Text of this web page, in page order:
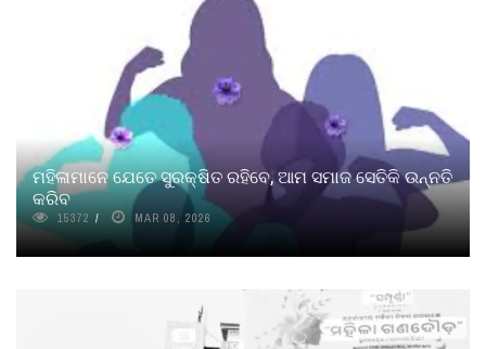
ମହିଳାମାନେ ଯେତେ ସୁରକ୍ଷିତ ରହିବେ, ଆମ ସମାଜ ସେତିକି ଉନ୍ନତି
କରିବ
15372 MAR 08, 2026